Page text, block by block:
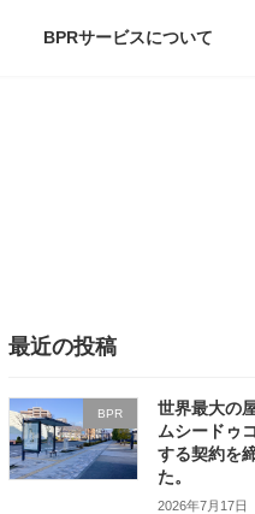
BPRサービスについて
最近の投稿
BPR
世界最大の
ムシードゥ
する契約を
た。
2026年7月17日